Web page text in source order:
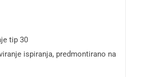
tip 30
ispiranja, predmontirano na